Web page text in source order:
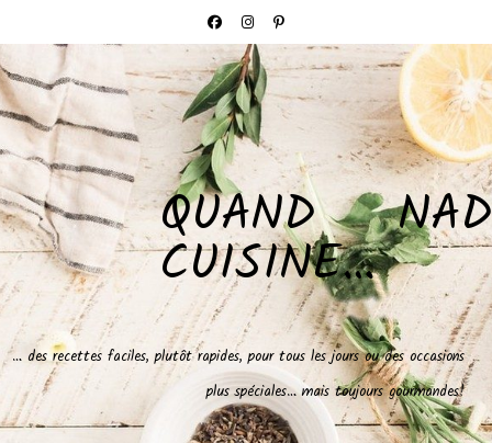
QUAND NAD
CUISINE…
… des recettes faciles, plutôt rapides, pour tous les jours ou des occasions
plus spéciales… mais toujours gourmandes!